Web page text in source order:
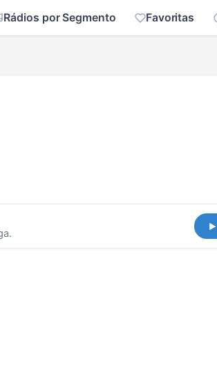
Rádios por Segmento Favoritas